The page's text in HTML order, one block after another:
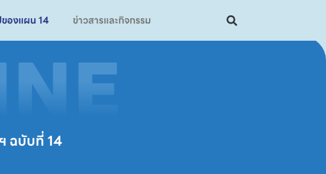
องแผน 14 ข่าวสารและกิจกรรม
ฉบับที่ 14